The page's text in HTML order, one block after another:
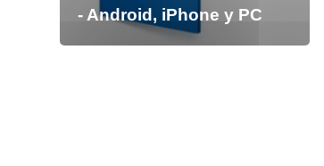
- Android, iPhone y PC